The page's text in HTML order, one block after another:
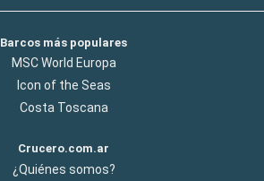
Barcos más populares
MSC World Europa
Icon of the Seas
Costa Toscana
Crucero.com.ar
¿Quiénes somos?